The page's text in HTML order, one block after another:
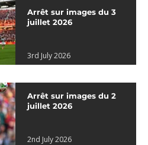
Arrêt sur images du 3
juillet 2026
3rd July 2026
Arrêt sur images du 2
juillet 2026
2nd July 2026